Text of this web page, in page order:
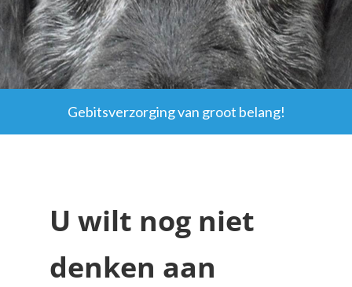
Gebitsverzorging van groot belang!
U wilt nog niet
denken aan